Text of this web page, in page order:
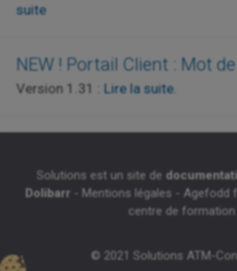
suite
NEW ! Portail Client : Mot
Version 1.31 : Lire la suite.
Solutions est un site de
Dolibarr - Mentions légales - Agefodd
centre de formation
© 2021 Solutions ATM-